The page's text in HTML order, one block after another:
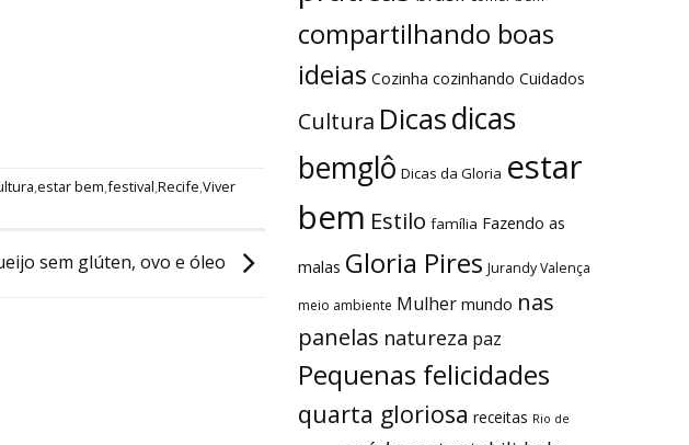
,estar bem,festival,Recife,Viver
sem glúten, ovo e óleo
compartilhando boas
ideias Cozinha cozinhando Cuidados
Cultura Dicasdicas
bemglô Dicas da Gloria estar
bem Estilo família Fazendo as
malas Gloria Pires Jurandy Valença
meio ambiente Mulher mundo nas
panelas natureza paz
Pequenas felicidades
quarta gloriosa receitas Rio de